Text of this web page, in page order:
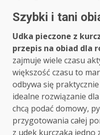
Szybki i tani
Udka pieczone z
przepis na obiad dla
zajmuje wiele czasu
większość czasu to
odbywa się
idealne rozwiązanie
chcą podać domowy,
przygotowania całej
z udek kurczaka jedno